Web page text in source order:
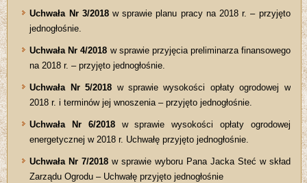
Uchwała Nr 3/2018w sprawie planu pracy na 2018 r. – przyjęto
jednogłośnie.
Uchwała Nr 4/2018 w sprawie przyjęcia preliminarza finansowego
na 2018 r. – przyjęto jednogłośnie.
Uchwała Nr 5/2018 w sprawie wysokości opłaty ogrodowej w
2018 r. i terminów jej wnoszenia – przyjęto jednogłośnie.
Uchwała Nr 6/2018w sprawie wysokości opłaty ogrodowej
energetycznej w 2018 r. Uchwałę przyjęto jednogłośnie.
Uchwała Nr 7/2018 w sprawie wyboru Pana Jacka Steć w skład
Zarządu Ogrodu – Uchwałę przyjęto jednogłośnie